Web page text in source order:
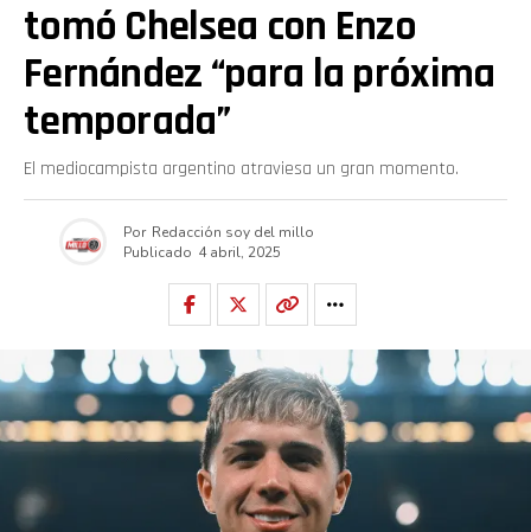
tomó Chelsea con Enzo
Fernández “para la próxima
temporada”
El mediocampista argentino atraviesa un gran momento.
Por Redacción soy del millo
Publicado 4 abril, 2025